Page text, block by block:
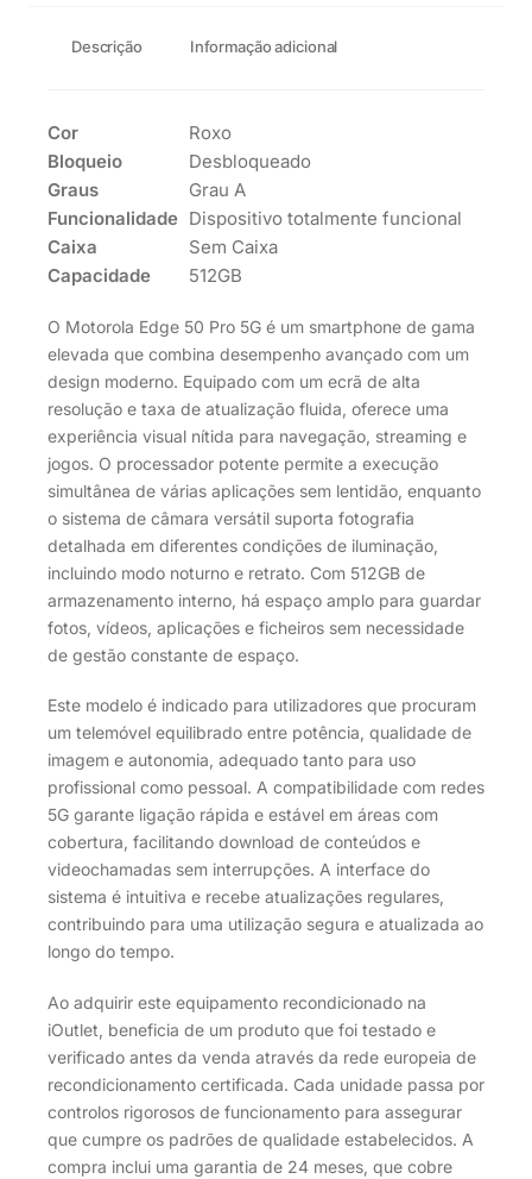
Descrição Informação adicional
Cor
Roxo
Bloqueio
Desbloqueado
Graus
Grau A
Funcionalidade Dispositivo totalmente funcional
Caixa
Sem Caixa
Capacidade
512GB
O Motorola Edge 50 Pro 5G é um smartphone de gama
elevada que combina desempenho avançado com um
design moderno. Equipado com um ecrã de alta
resolução e taxa de atualização fluida, oferece uma
experiência visual nítida para navegação, streaming e
jogos. O processador potente permite a execução
simultânea de várias aplicações sem lentidão, enquanto
o sistema de câmara versátil suporta fotografia
detalhada em diferentes condições de iluminação,
incluindo modo noturno e retrato. Com 512GB de
armazenamento interno, há espaço amplo para guardar
fotos, vídeos, aplicações e ficheiros sem necessidade
de gestão constante de espaço.
Este modelo é indicado para utilizadores que procuram
um telemóvel equilibrado entre potência, qualidade de
imagem e autonomia, adequado tanto para uso
profissional como pessoal. A compatibilidade com redes
5G garante ligação rápida e estável em áreas com
cobertura, facilitando download de conteúdos e
videochamadas sem interrupções. A interface do
sistema é intuitiva e recebe atualizações regulares,
contribuindo para uma utilização segura e atualizada ao
longo do tempo.
Ao adquirir este equipamento recondicionado na
iOutlet, beneficia de um produto que foi testado e
verificado antes da venda através da rede europeia de
recondicionamento certificada. Cada unidade passa por
controlos rigorosos de funcionamento para assegurar
que cumpre os padrões de qualidade estabelecidos. A
compra inclui uma garantia de 24 meses, que cobre